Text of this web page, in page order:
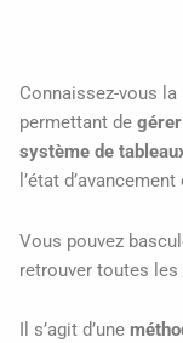
Connaissez-vous la
permettant de
système de
l’état d’avancement
Vous pouvez
retrouver toutes
Il s’agit d’une